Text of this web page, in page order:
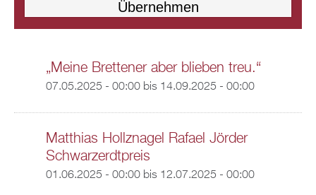
„Meine Brettener aber blieben treu.“
07.05.2025 - 00:00bis 14.09.2025 - 00:00
Matthias Hollznagel Rafael Jörder
Schwarzerdtpreis
01.06.2025 - 00:00bis 12.07.2025 - 00:00